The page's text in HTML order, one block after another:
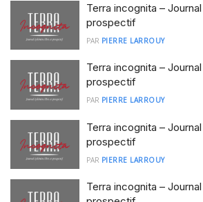
Terra incognita –
prospectif
PAR PIERRE LARROUY
Terra incognita –
prospectif
PAR PIERRE LARROUY
Terra incognita –
prospectif
PAR PIERRE LARROUY
Terra incognita –